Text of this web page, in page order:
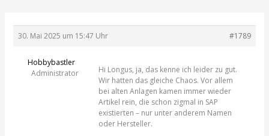
30. Mai 2025 um 15:47 Uhr #1789
Hobbybastler
Administrator
Hi Longus, ja, das kenne ich leider zu gut.
Wir hatten das gleiche Chaos. Vor allem
bei alten Anlagen kamen immer wieder
Artikel rein, die schon zigmal in SAP
existierten – nur unter anderem Namen
oder Hersteller.